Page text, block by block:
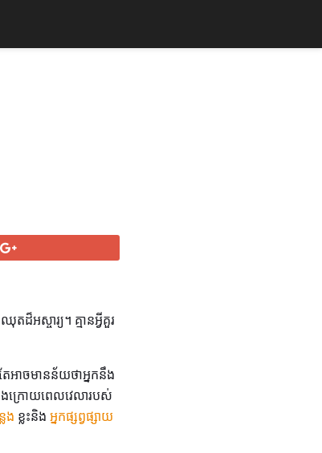
អស្ចារ្យ។ គ្មានអ្វីគួរ
អាចមានន័យថាអ្នកនឹង
ងក្រោយពេលវេលារបស់
ែង ខ្លះនិង អ្នកផ្សព្វផ្សាយ